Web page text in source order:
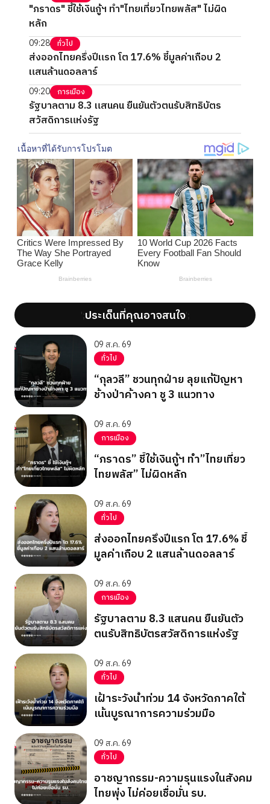
"ภราดร" ชี้ใช้เงินกู้ฯ ทำ"ไทยเที่ยวไทยพลัส" ไม่ผิด
หลัก
09:28 ทั่วไป
ส่งออกไทยครึ่งปีแรก โต 17.6% ชี้มูลค่าเกือบ 2
แสนล้านดอลลาร์
09:20 การเมือง
รัฐบาลตาม 8.3 แสนคน ยืนยันตัวตนรับสิทธิบัตร
สวัสดิการแห่งรัฐ
';ประเด็นที่คุณอาจสนใจ';
09 ส.ค. 69
ทั่วไป
“กุลวลี” ชวนทุกฝ่าย ลุยแก้ปัญหา
ช้างป่าค้างคา ชู 3 แนวทาง
09 ส.ค. 69
การเมือง
“ภราดร” ชี้ใช้เงินกู้ฯ ทำ”ไทยเที่ยว
ไทยพลัส” ไม่ผิดหลัก
09 ส.ค. 69
ทั่วไป
ส่งออกไทยครึ่งปีแรก โต 17.6% ชี้
มูลค่าเกือบ 2 แสนล้านดอลลาร์
09 ส.ค. 69
การเมือง
รัฐบาลตาม 8.3 แสนคน ยืนยันตัว
ตนรับสิทธิบัตรสวัสดิการแห่งรัฐ
09 ส.ค. 69
ทั่วไป
เฝ้าระวังน้ำท่วม 14 จังหวัดภาคใต้
เน้นบูรณาการความร่วมมือ
09 ส.ค. 69
ทั่วไป
อาชญากรรม-ความรุนแรงในสังคม
ไทยพุ่ง ไม่ค่อยเชื่อมั่น รบ.